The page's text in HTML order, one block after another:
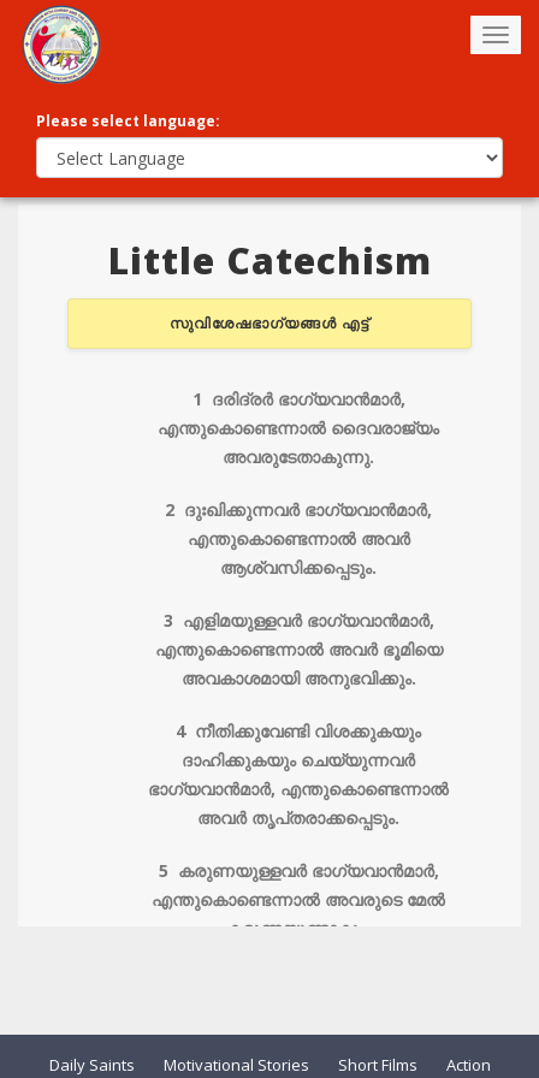
Please select language:
Little Catechism
സുവിശേഷഭാഗ്യങ്ങള്‍ എട്ട്‌
1 ദരിദ്രര്‍ ഭാഗ്യവാന്‍മാ‍ര്‍,
എന്തുകൊണ്ടെന്നാല്‍ ദൈവരാജ്യം
അവരുടേതാകുന്നു.
2 ദുഃഖിക്കുന്നവര്‍ ഭാഗ്യവാന്‍മാ‍ര്‍,
എന്തുകൊണ്ടെന്നാല്‍ അവര്‍
ആശ്വസിക്കപ്പെടും.
3 എളിമയുള്ളവര്‍ ഭാഗ്യവാന്‍മാര്‍,
എന്തുകൊണ്ടെന്നാല്‍ അവര്‍ ഭൂമിയെ
അവകാശമായി അനുഭവിക്കും.
4 നീതിക്കുവേണ്ടി വിശക്കുകയും
ദാഹിക്കുകയും ചെയ്യുന്നവര്‍
ഭാഗ്യവാന്‍മാ‍ര്‍, എന്തുകൊണ്ടെന്നാല്‍
അവര്‍ തൃപ്‌തരാക്കപ്പെടും.
5 കരുണയുള്ളവര്‍ ഭാഗ്യവാന്‍മാ‍ര്‍,
എന്തുകൊണ്ടെന്നാല്‍ അവരുടെ മേല്‍
കരുണയുണ്ടാകും.
കാണും.
Daily Saints Motivational Stories Short Films Action